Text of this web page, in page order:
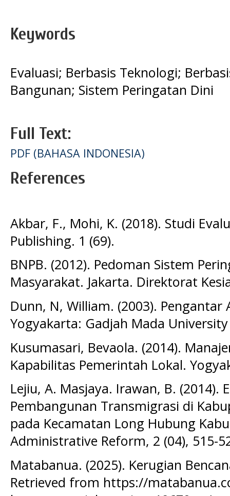
Keywords
Evaluasi; Berbasis Teknologi;
Bangunan; Sistem Peringatan Dini
Full Text:
PDF (BAHASA INDONESIA)
References
Akbar, F., Mohi, K. (2018). Studi
Publishing. 1 (69).
BNPB. (2012). Pedoman Sistem
Masyarakat. Jakarta. Direktorat
Dunn, N, William. (2003). Pengantar
Yogyakarta: Gadjah Mada
Kusumasari, Bevaola. (2014).
Kapabilitas Pemerintah Lokal.
Lejiu, A. Masjaya. Irawan, B. (2014).
Pembangunan Transmigrasi di
pada Kecamatan Long Hubung
Administrative Reform, 2 (04), 515-
Matabanua. (2025). Kerugian
Retrieved from https://